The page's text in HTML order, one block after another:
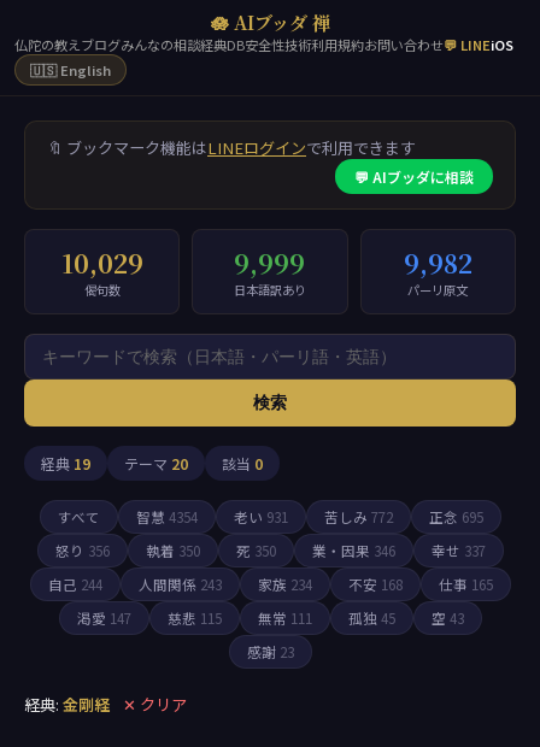
🪷 AIブッダ 禅
仏陀の教え ブログみんなの相談経典DB安全性技術利用規約お問い合わせ💬 LINEiOS
🇺🇸 English
🔖 ブックマーク機能はLINEログインで利用できます
💬 AIブッダに相談
10,029
偈句数
9,999
日本語訳あり
9,982
パーリ原文
検索
経典 19 テーマ 20 該当 0
すべて 智慧 4354 老い 931 苦しみ 772 正念 695
怒り 356 執着 350 死 350 業・因果 346 幸せ 337
自己 244 人間関係 243 家族 234 不安 168 仕事 165
渇愛 147 慈悲 115 無常 111 孤独 45 空 43
感謝 23
経典: 金剛経 ✕ クリア